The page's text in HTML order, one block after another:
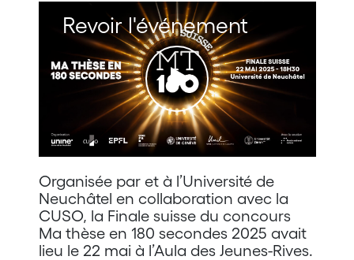
Revoir l'événement
Organisée par et à l’Université de
Neuchâtel en collaboration avec la
CUSO, la Finale suisse du concours
Ma thèse en 180 secondes 2025 avait
lieu le 22 mai à l’Aula des Jeunes-Rives.